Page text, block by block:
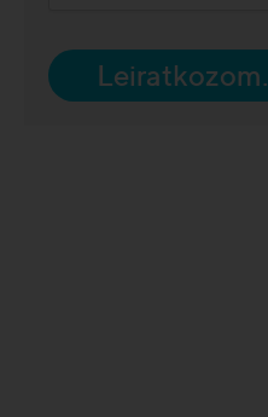
Leiratkozom.